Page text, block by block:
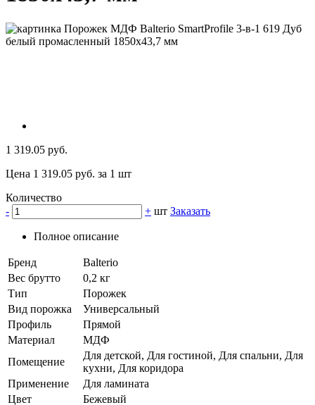
1 319.05 руб.
Цена 1 319.05 руб. за 1 шт
Количество
-
+ шт Заказать
Полное описание
Бренд
Balterio
Вес брутто
0,2 кг
Тип
Порожек
Вид порожка
Универсальный
Профиль
Прямой
Материал
МДФ
Помещение
Для детской, Для гостиной, Для спальни, Для
кухни, Для коридора
Применение
Для ламината
Цвет
Бежевый